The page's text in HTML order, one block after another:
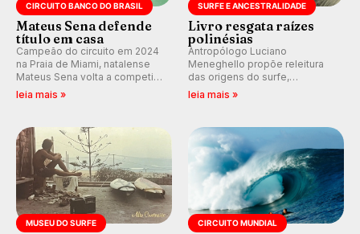
CIRCUITO BANCO DO BRASIL
Mateus Sena defende
título em casa
Campeão do circuito em 2024
na Praia de Miami, natalense
Mateus Sena volta a competir
em casa em busca de manter a
leia mais »
SURFE E ANCESTRALIDADE
Livro resgata raízes
polinésias
Antropólogo Luciano
Meneghello propõe releitura
das origens do surfe,
resgatando a cultura polinésia
prática em esporte e indústria.
leia mais »
MUSEU DO SURFE CIRCUITO MUNDIAL